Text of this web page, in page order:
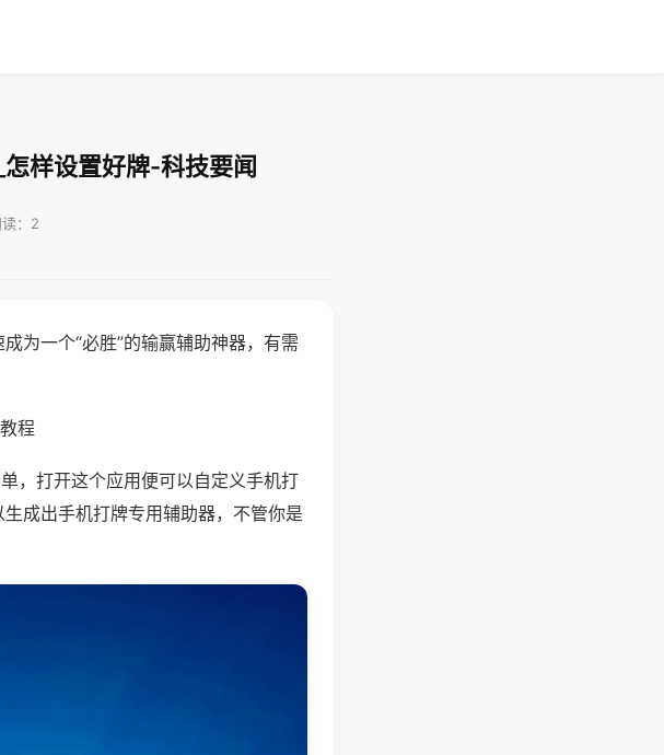
样设置好牌-科技要闻
：2
为一个“必胜”的输赢辅助神器，有需
程
，打开这个应用便可以自定义手机打
成出手机打牌专用辅助器，不管你是